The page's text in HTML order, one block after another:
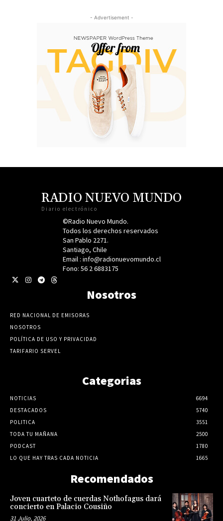
- Advertisement -
RADIO NUEVO MUNDO
Diario electrónico
©Radio Nuevo Mundo.
Todos los derechos reservados
San Pablo 2271.
Santiago, Chile
Email : info@radionuevomundo.cl
Fono: 56 2 6883175
Nosotros
RED NACIONAL DE EMISORAS
NOSOTROS
POLÍTICA DE USO Y PRIVACIDAD
TARIFARIO SERVEL
Categorias
NOTICIAS
6694
DESTACADOS
5740
POLITICA
3551
TODA TU MAÑANA
2500
PODCAST
1780
LO QUE HAY TRAS CADA NOTICIA
1665
Recomendados
Joven cuarteto de cuerdas Nothofagus dará
concierto en Palacio Cousiño
31 Julio, 2026